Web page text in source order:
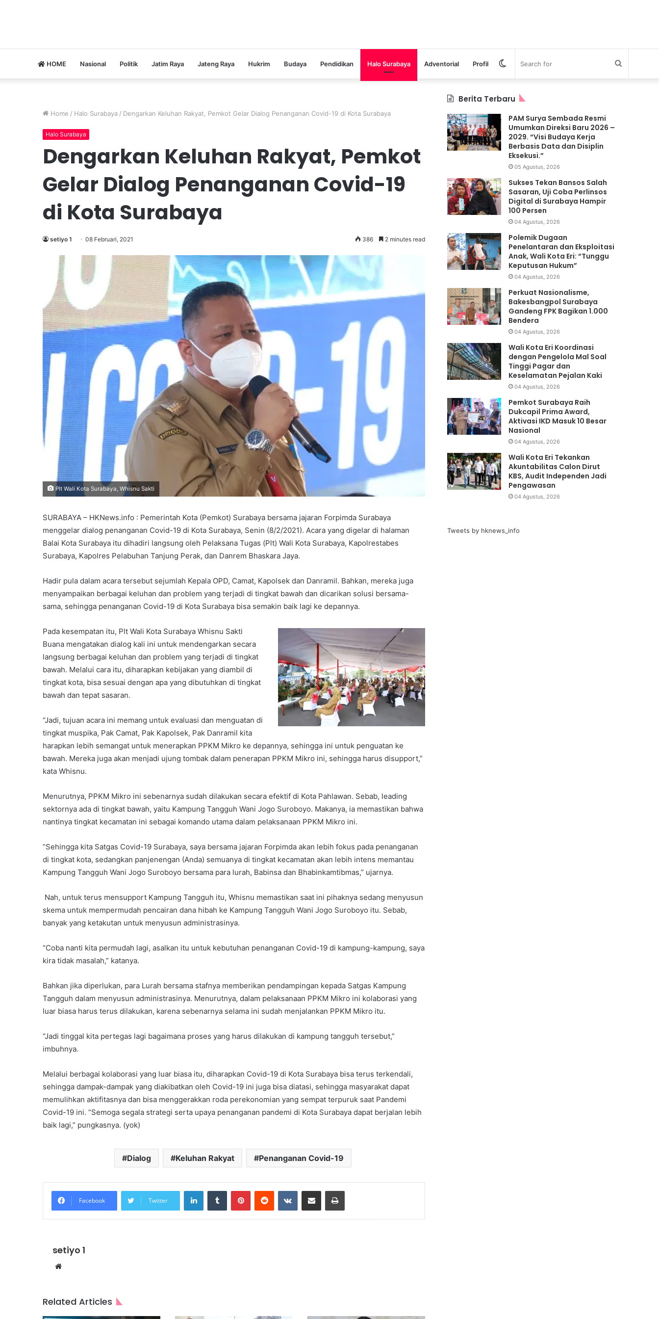
HOME Nasional Politik Jatim Raya Jateng Raya Hukrim Budaya Pendidikan Halo Surabaya Adventorial Profil Search
Switch
skin
Home / Halo Surabaya / Dengarkan Keluhan Rakyat, Pemkot Gelar Dialog Penanganan Covid-19 di Kota Surabaya
Halo Surabaya
Dengarkan Keluhan Rakyat, Pemkot
Gelar Dialog Penanganan Covid-19
di Kota Surabaya
setiyo 1 08 Februari, 2021 386 2 minutes read
Plt Wali Kota Surabaya, Whisnu Sakti
SURABAYA – HKNews.info : Pemerintah Kota (Pemkot) Surabaya bersama jajaran Forpimda Surabaya
menggelar dialog penanganan Covid-19 di Kota Surabaya, Senin (8/2/2021). Acara yang digelar di halaman
Balai Kota Surabaya itu dihadiri langsung oleh Pelaksana Tugas (Plt) Wali Kota Surabaya, Kapolrestabes
Surabaya, Kapolres Pelabuhan Tanjung Perak, dan Danrem Bhaskara Jaya.
Hadir pula dalam acara tersebut sejumlah Kepala OPD, Camat, Kapolsek dan Danramil. Bahkan, mereka juga
menyampaikan berbagai keluhan dan problem yang terjadi di tingkat bawah dan dicarikan solusi bersama-
sama, sehingga penanganan Covid-19 di Kota Surabaya bisa semakin baik lagi ke depannya.
Pada kesempatan itu, Plt Wali Kota Surabaya Whisnu Sakti
Buana mengatakan dialog kali ini untuk mendengarkan secara
langsung berbagai keluhan dan problem yang terjadi di tingkat
bawah. Melalui cara itu, diharapkan kebijakan yang diambil di
tingkat kota, bisa sesuai dengan apa yang dibutuhkan di tingkat
bawah dan tepat sasaran.
“Jadi, tujuan acara ini memang untuk evaluasi dan menguatan di
tingkat muspika, Pak Camat, Pak Kapolsek, Pak Danramil kita
harapkan lebih semangat untuk menerapkan PPKM Mikro ke depannya, sehingga ini untuk penguatan ke
bawah. Mereka juga akan menjadi ujung tombak dalam penerapan PPKM Mikro ini, sehingga harus disupport,”
kata Whisnu.
Menurutnya, PPKM Mikro ini sebenarnya sudah dilakukan secara efektif di Kota Pahlawan. Sebab, leading
sektornya ada di tingkat bawah, yaitu Kampung Tangguh Wani Jogo Suroboyo. Makanya, ia memastikan bahwa
nantinya tingkat kecamatan ini sebagai komando utama dalam pelaksanaan PPKM Mikro ini.
“Sehingga kita Satgas Covid-19 Surabaya, saya bersama jajaran Forpimda akan lebih fokus pada penanganan
di tingkat kota, sedangkan panjenengan (Anda) semuanya di tingkat kecamatan akan lebih intens memantau
Kampung Tangguh Wani Jogo Suroboyo bersama para lurah, Babinsa dan Bhabinkamtibmas,” ujarnya.
Nah, untuk terus mensupport Kampung Tangguh itu, Whisnu memastikan saat ini pihaknya sedang menyusun
skema untuk mempermudah pencairan dana hibah ke Kampung Tangguh Wani Jogo Suroboyo itu. Sebab,
banyak yang ketakutan untuk menyusun administrasinya.
“Coba nanti kita permudah lagi, asalkan itu untuk kebutuhan penanganan Covid-19 di kampung-kampung, saya
kira tidak masalah,” katanya.
Bahkan jika diperlukan, para Lurah bersama stafnya memberikan pendampingan kepada Satgas Kampung
Tangguh dalam menyusun administrasinya. Menurutnya, dalam pelaksanaan PPKM Mikro ini kolaborasi yang
luar biasa harus terus dilakukan, karena sebenarnya selama ini sudah menjalankan PPKM Mikro itu.
“Jadi tinggal kita pertegas lagi bagaimana proses yang harus dilakukan di kampung tangguh tersebut,”
imbuhnya.
Melalui berbagai kolaborasi yang luar biasa itu, diharapkan Covid-19 di Kota Surabaya bisa terus terkendali,
sehingga dampak-dampak yang diakibatkan oleh Covid-19 ini juga bisa diatasi, sehingga masyarakat dapat
memulihkan aktifitasnya dan bisa menggerakkan roda perekonomian yang sempat terpuruk saat Pandemi
Covid-19 ini. “Semoga segala strategi serta upaya penanganan pandemi di Kota Surabaya dapat berjalan lebih
baik lagi,” pungkasnya. (yok)
Dialog Keluhan Rakyat Penanganan Covid-19
Facebook Twitter
LinkedInTumblr PinterestReddit VKontakteShare via Email Print
setiyo 1
Website
Related Articles
Berita Terbaru
PAM Surya Sembada Resmi
Umumkan Direksi Baru 2026 –
2029. “Visi Budaya Kerja
Berbasis Data dan Disiplin
Eksekusi.”
05 Agustus, 2026
Sukses Tekan Bansos Salah
Sasaran, Uji Coba Perlinsos
Digital di Surabaya Hampir
100 Persen
04 Agustus, 2026
Polemik Dugaan
Penelantaran dan Eksploitasi
Anak, Wali Kota Eri: “Tunggu
Keputusan Hukum”
04 Agustus, 2026
Perkuat Nasionalisme,
Bakesbangpol Surabaya
Gandeng FPK Bagikan 1.000
Bendera
04 Agustus, 2026
Wali Kota Eri Koordinasi
dengan Pengelola Mal Soal
Tinggi Pagar dan
Keselamatan Pejalan Kaki
04 Agustus, 2026
Pemkot Surabaya Raih
Dukcapil Prima Award,
Aktivasi IKD Masuk 10 Besar
Nasional
04 Agustus, 2026
Wali Kota Eri Tekankan
Akuntabilitas Calon Dirut
KBS, Audit Independen Jadi
Pengawasan
04 Agustus, 2026
Tweets by hknews_info